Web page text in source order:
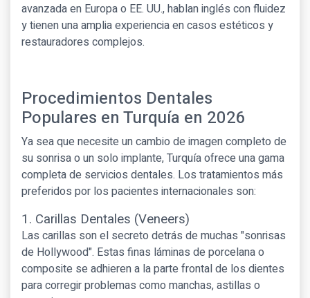
avanzada en Europa o EE. UU., hablan inglés con fluidez
y tienen una amplia experiencia en casos estéticos y
restauradores complejos.
Procedimientos Dentales
Populares en Turquía en 2026
Ya sea que necesite un cambio de imagen completo de
su sonrisa o un solo implante, Turquía ofrece una gama
completa de servicios dentales. Los tratamientos más
preferidos por los pacientes internacionales son:
1. Carillas Dentales (Veneers)
Las carillas son el secreto detrás de muchas "sonrisas
de Hollywood". Estas finas láminas de porcelana o
composite se adhieren a la parte frontal de los dientes
para corregir problemas como manchas, astillas o